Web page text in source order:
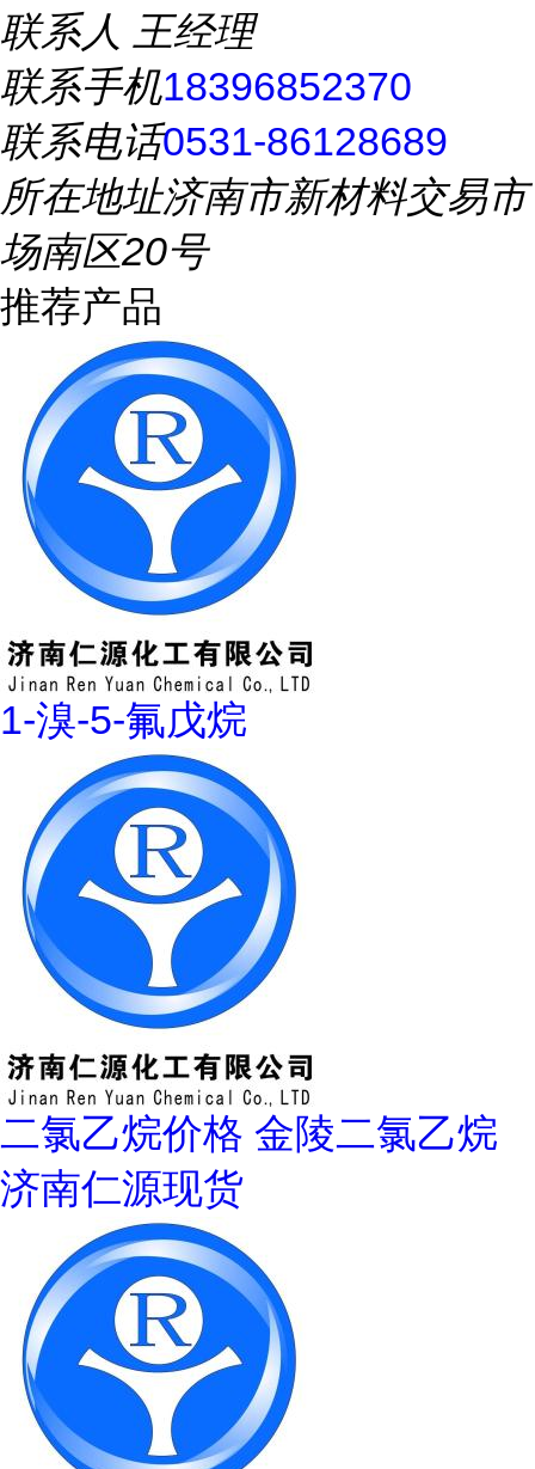
联系人 王经理
联系手机18396852370
联系电话0531-86128689
所在地址济南市新材料交易市
场南区20号
推荐产品
1-溴-5-氟戊烷
二氯乙烷价格 金陵二氯乙烷
济南仁源现货